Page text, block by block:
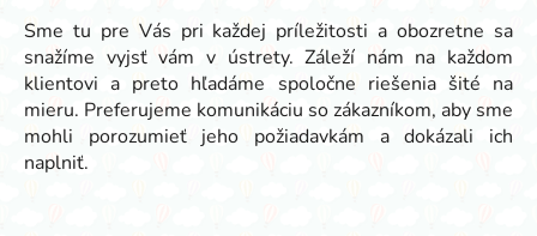
Sme tu pre Vás pri každej príležitosti a obozretne sa
snažíme vyjsť vám v ústrety. Záleží nám na každom
klientovi a preto hľadáme spoločne riešenia šité na
mieru. Preferujeme komunikáciu so zákazníkom, aby sme
mohli porozumieť jeho požiadavkám a dokázali ich
naplniť.